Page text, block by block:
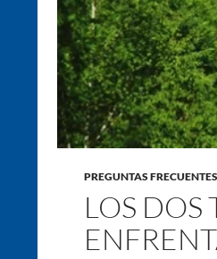
PREGUNTAS FRECUENTES
LOS DOS